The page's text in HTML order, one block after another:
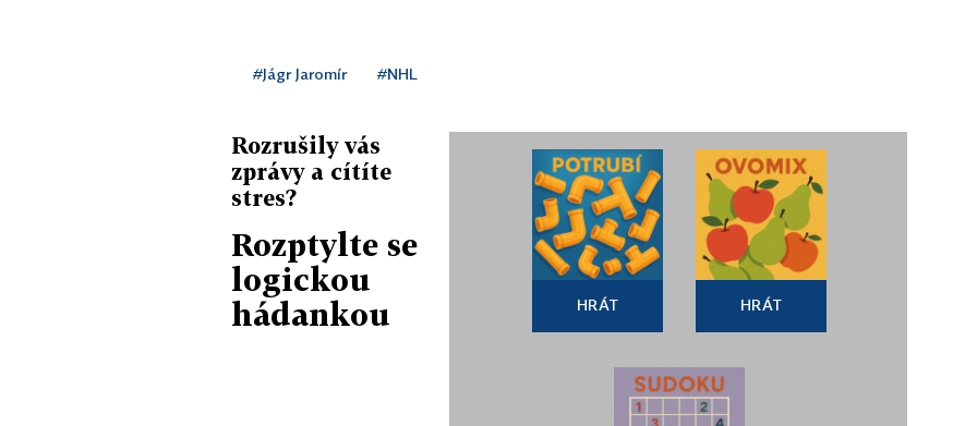
#Jágr Jaromír #NHL
Rozrušily vás
zprávy a cítíte
stres?
Rozptylte se
logickou
hádankou
HRÁT HRÁT